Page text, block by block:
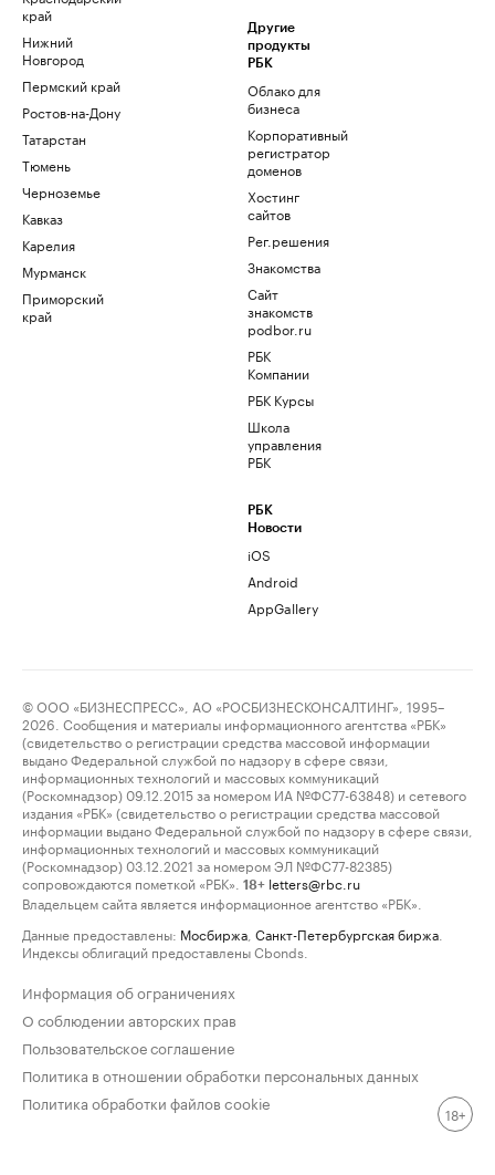
край
Нижний
Новгород
Пермский край
Ростов-на-Дону
Татарстан
Тюмень
Черноземье
Кавказ
Карелия
Мурманск
Приморский
край
Другие
продукты
РБК
Облако для
бизнеса
Корпоративный
регистратор
доменов
Хостинг
сайтов
Рег.решения
Знакомства
Сайт
знакомств
podbor.ru
РБК
Компании
РБК Курсы
Школа
управления
РБК
РБК
Новости
iOS
Android
AppGallery
© ООО «БИЗНЕСПРЕСС», АО «РОСБИЗНЕСКОНСАЛТИНГ», 1995–
2026. Сообщения и материалы информационного агентства «РБК»
(свидетельство о регистрации средства массовой информации
выдано Федеральной службой по надзору в сфере связи,
информационных технологий и массовых коммуникаций
(Роскомнадзор) 09.12.2015 за номером ИА №ФС77-63848) и сетевого
издания «РБК» (свидетельство о регистрации средства массовой
информации выдано Федеральной службой по надзору в сфере связи,
информационных технологий и массовых коммуникаций
(Роскомнадзор) 03.12.2021 за номером ЭЛ №ФС77-82385)
сопровождаются пометкой «РБК».
18+ letters@rbc.ru
Владельцем сайта является информационное агентство «РБК».
Данные предоставлены: Мосбиржа Санкт-Петербургская биржа
Индексы облигаций предоставлены Cbonds.
Информация об ограничениях
О соблюдении авторских прав
Пользовательское соглашение
Политика в отношении обработки персональных данных
Политика обработки файлов cookie
18+